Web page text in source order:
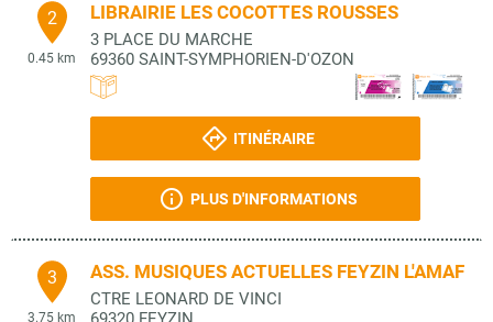
2
0.45 km
LIBRAIRIE LES COCOTTES ROUSSES
3 PLACE DU MARCHE
69360 SAINT-SYMPHORIEN-D'OZON
ITINÉRAIRE
PLUS D'INFORMATIONS
3
3.75 km
ASS. MUSIQUES ACTUELLES FEYZIN L'AMAF
CTRE LEONARD DE VINCI